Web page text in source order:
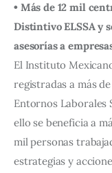
• Más de 12 mil
Distintivo ELSSA y
asesorías a
El Instituto
registradas a más de
Entornos Laborales
ello se beneficia a
mil personas
estrategias y